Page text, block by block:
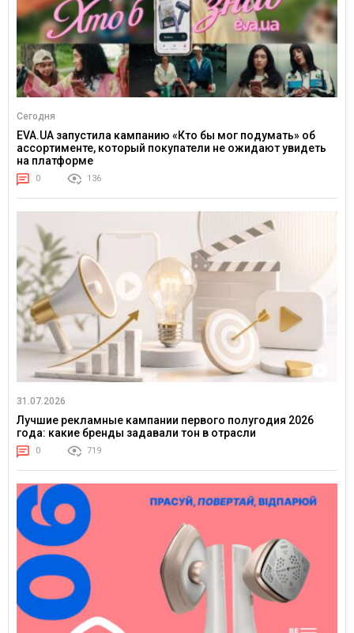
Сегодня
EVA.UA запустила кампанию «Кто бы мог подумать» об
ассортименте, который покупатели не ожидают увидеть
на платформе
0 136
31.07.2026
Лучшие рекламные кампании первого полугодия 2026
года: какие бренды задавали тон в отрасли
0 719